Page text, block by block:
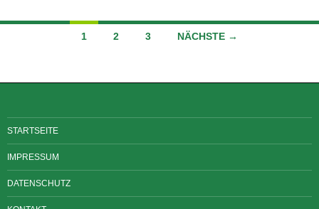
Beitragsnavigation
1 2 3 NÄCHSTE →
STARTSEITE
IMPRESSUM
DATENSCHUTZ